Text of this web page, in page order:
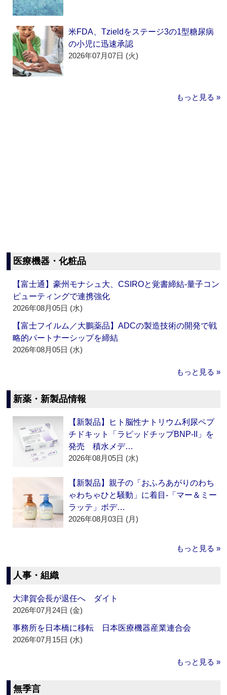
米FDA、Tzieldをステージ3の1型糖尿病
の小児に迅速承認
2026年07月07日 (火)
もっと見る »
医療機器・化粧品
【富士通】豪州モナシュ大、CSIROと覚書締結‐量子コン
ピューティングで連携強化
2026年08月05日 (水)
【富士フイルム／大鵬薬品】ADCの製造技術の開発で戦
略的パートナーシップを締結
2026年08月05日 (水)
もっと見る »
新薬・新製品情報
【新製品】ヒト脳性ナトリウム利尿ペプ
チドキット「ラピッドチップBNP-II」を
発売 積水メデ…
2026年08月05日 (水)
【新製品】親子の「おふろあがりのわち
ゃわちゃひと騒動」に着目‐「マー＆ミー
ラッテ」ボデ…
2026年08月03日 (月)
もっと見る »
人事・組織
大津賀会長が退任へ ダイト
2026年07月24日 (金)
事務所を日本橋に移転 日本医療機器産業連合会
2026年07月15日 (水)
もっと見る »
無季言